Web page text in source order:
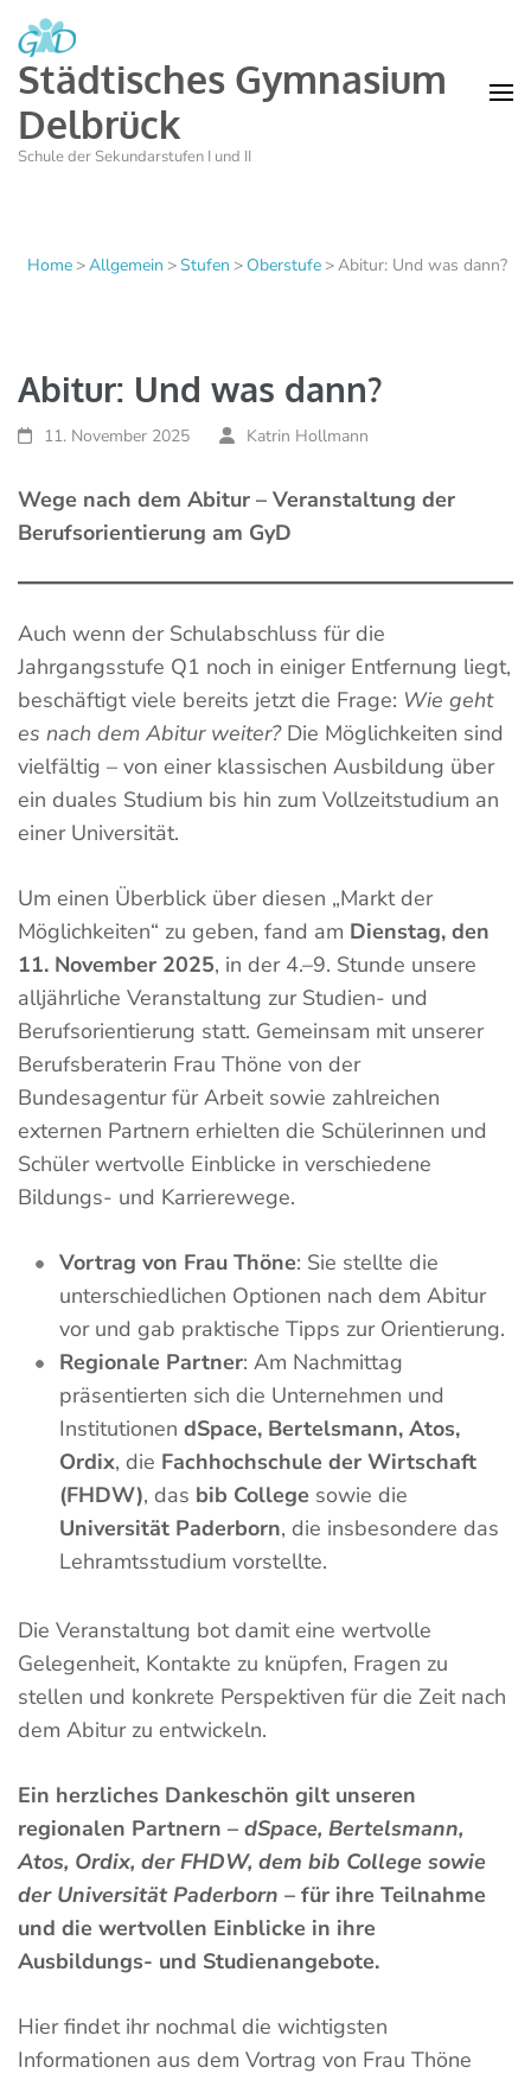
Städtisches Gymnasium
Delbrück
Schule der Sekundarstufen I und II
Home >Allgemein >Stufen > Oberstufe >Abitur: Und was dann?
Abitur: Und was dann?
11. November 2025 Katrin Hollmann
Wege nach dem Abitur – Veranstaltung der
Berufsorientierung am GyD
Auch wenn der Schulabschluss für die
Jahrgangsstufe Q1 noch in einiger Entfernung liegt,
beschäftigt viele bereits jetzt die Frage: Wie geht
es nach dem Abitur weiter?Die Möglichkeiten sind
vielfältig – von einer klassischen Ausbildung über
ein duales Studium bis hin zum Vollzeitstudium an
einer Universität.
Um einen Überblick über diesen „Markt der
Möglichkeiten“ zu geben, fand am Dienstag, den
11. November 2025, in der 4.–9. Stunde unsere
alljährliche Veranstaltung zur Studien- und
Berufsorientierung statt. Gemeinsam mit unserer
Berufsberaterin Frau Thöne von der
Bundesagentur für Arbeit sowie zahlreichen
externen Partnern erhielten die Schülerinnen und
Schüler wertvolle Einblicke in verschiedene
Bildungs- und Karrierewege.
Vortrag von Frau Thöne: Sie stellte die
unterschiedlichen Optionen nach dem Abitur
vor und gab praktische Tipps zur Orientierung.
Regionale Partner: Am Nachmittag
präsentierten sich die Unternehmen und
Institutionen dSpace, Bertelsmann, Atos,
Ordix, die Fachhochschule der Wirtschaft
(FHDW), das bib College sowie die
Universität Paderborn, die insbesondere das
Lehramtsstudium vorstellte.
Die Veranstaltung bot damit eine wertvolle
Gelegenheit, Kontakte zu knüpfen, Fragen zu
stellen und konkrete Perspektiven für die Zeit nach
dem Abitur zu entwickeln.
Ein herzliches Dankeschön gilt unseren
regionalen Partnern – dSpace, Bertelsmann,
Atos, Ordix, der FHDW, dem bib College sowie
der Universität Paderborn – für ihre Teilnahme
und die wertvollen Einblicke in ihre
Ausbildungs- und Studienangebote.
Hier findet ihr nochmal die wichtigsten
Informationen aus dem Vortrag von Frau Thöne